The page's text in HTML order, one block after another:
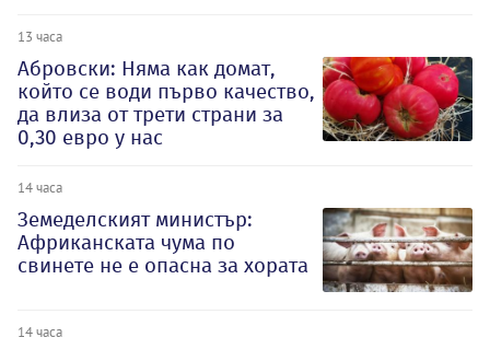
13 часа
Абровски: Няма как домат,
който се води първо качество,
да влиза от трети страни за
0,30 евро у нас
14 часа
Земеделският министър:
Африканската чума по
свинете не е опасна за хората
14 часа